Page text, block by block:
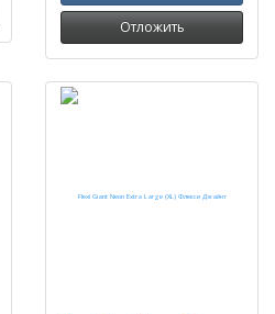
Отложить